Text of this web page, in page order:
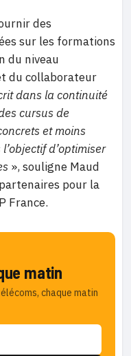
des
sur les formations
du niveau
du collaborateur
dans la continuité
cursus de
et moins
d’optimiser
», souligne Maud
pour la
France.
matin
chaque matin